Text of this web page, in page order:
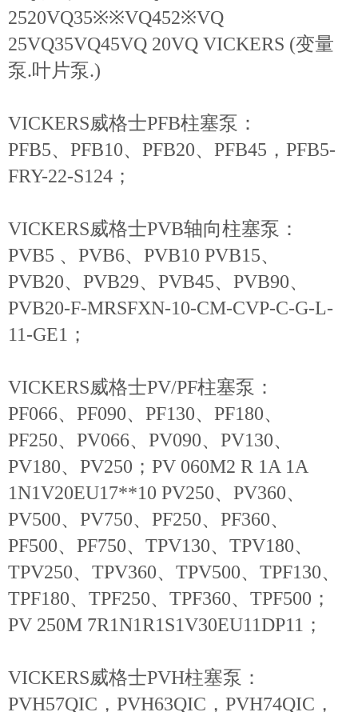
2520VQ35※※VQ452※VQ
25VQ35VQ45VQ 20VQ VICKERS (变量
泵.叶片泵.)
VICKERS威格士PFB柱塞泵：
PFB5、PFB10、PFB20、PFB45，PFB5-
FRY-22-S124；
VICKERS威格士PVB轴向柱塞泵：
PVB5 、PVB6、PVB10 PVB15、
PVB20、PVB29、PVB45、PVB90、
PVB20-F-MRSFXN-10-CM-CVP-C-G-L-
11-GE1；
VICKERS威格士PV/PF柱塞泵：
PF066、PF090、PF130、PF180、
PF250、PV066、PV090、PV130、
PV180、PV250；PV 060M2 R 1A 1A
1N1V20EU17**10 PV250、PV360、
PV500、PV750、PF250、PF360、
PF500、PF750、TPV130、TPV180、
TPV250、TPV360、TPV500、TPF130、
TPF180、TPF250、TPF360、TPF500；
PV 250M 7R1N1R1S1V30EU11DP11；
VICKERS威格士PVH柱塞泵：
PVH57QIC，PVH63QIC，PVH74QIC，